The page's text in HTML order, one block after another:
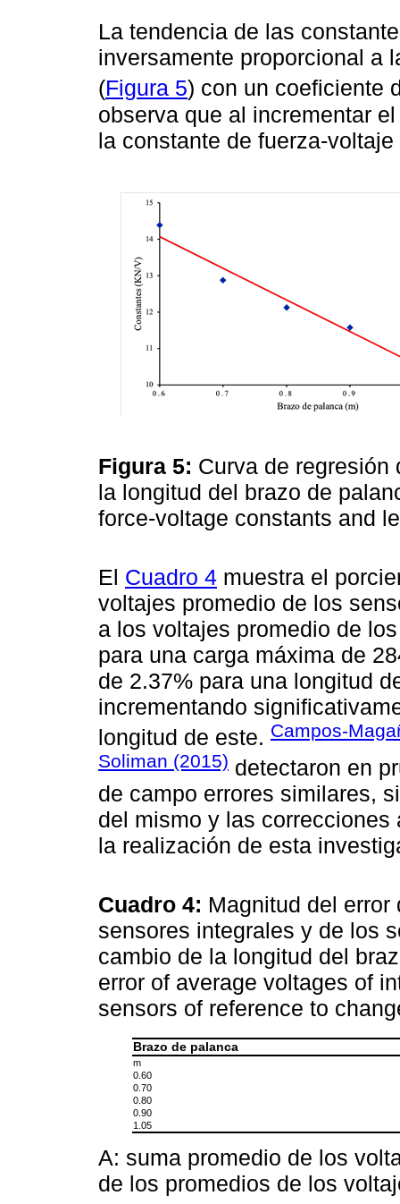
La tendencia de las
inversamente proporcional a
(Figura 5) con un coeficiente
observa que al incrementar
la constante de fuerza-
Figura 5: Curva de regresión
la longitud del brazo de
force-voltage constants and
El Cuadro 4 muestra el
voltajes promedio de los
a los voltajes promedio de
para una carga máxima de
de 2.37% para una longitud
incrementando
longitud de este. Campos-
Soliman (2015) detectaron en
de campo errores similares,
del mismo y las
la realización de esta
Cuadro 4: Magnitud del
sensores integrales y de los
cambio de la longitud del
error of average voltages of
sensors of reference to
Brazo de palanca
m
0.60
0.70
0.80
0.90
1.05
A: suma promedio de los
de los promedios de los